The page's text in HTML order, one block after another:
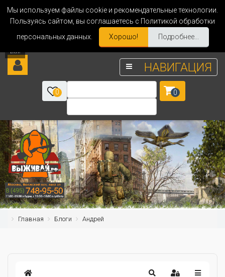
Мы используем файлы cookie и рекомендательные технологии.
Пользуясь сайтом, вы соглашаетесь с Политикой обработки
персональных данных.
Хорошо! Подробнее...
НАВИГАЦИЯ
0 0
Главная Блоги Андрей